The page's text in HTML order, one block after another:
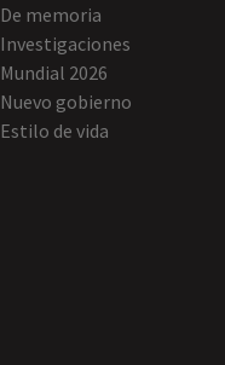
De memoria
Investigaciones
Mundial 2026
Nuevo gobierno
Estilo de vida